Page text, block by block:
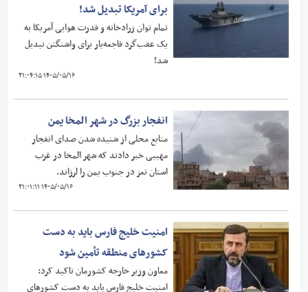
برای آمریکا تبدیل شد!
تمام توان زرادخانه و قدرت هوایی آمریکا به
یک عقب‌گرد فاجعه‌بار برای واشنگتن تبدیل
شد!
۱۴۰۵/۰۵/۱۶ ۲۱:۰۴:۱۵
انفجار بزرگ در شهر المخا یمن
منابع محلی از شنیده شدن صدای انفجار
مهیبی خبر دادند که شهر المخا در غرب
استان تعز در جنوب یمن را لرزاند.
۱۴۰۵/۰۵/۱۶ ۲۱:۰۱:۱۱
امنیت خلیج فارس باید به دست
کشورهای منطقه تأمین شود
معاون وزیر خارجه کشورمان تاکید کرد:
امنیت خلیج فارس باید به دست کشورهای